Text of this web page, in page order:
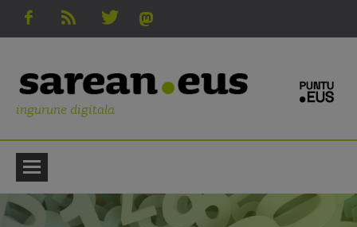
ingurune digitala